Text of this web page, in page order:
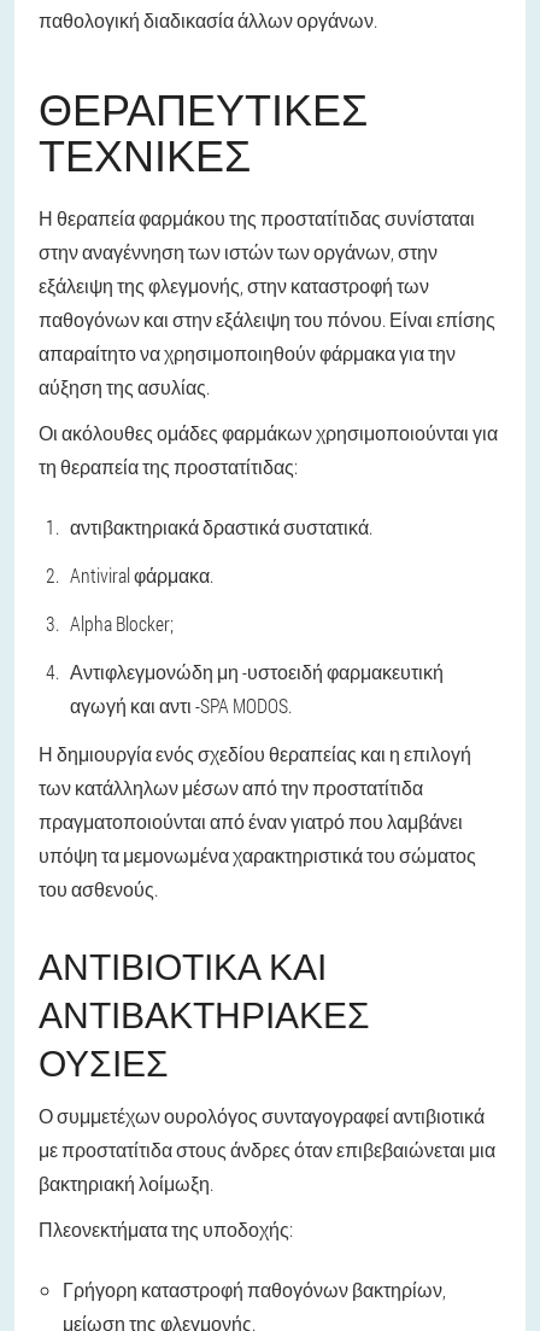
παθολογική διαδικασία άλλων οργάνων.
ΘΕΡΑΠΕΥΤΙΚΈΣ
ΤΕΧΝΙΚΈΣ
Η θεραπεία φαρμάκου της προστατίτιδας συνίσταται
στην αναγέννηση των ιστών των οργάνων, στην
εξάλειψη της φλεγμονής, στην καταστροφή των
παθογόνων και στην εξάλειψη του πόνου. Είναι επίσης
απαραίτητο να χρησιμοποιηθούν φάρμακα για την
αύξηση της ασυλίας.
Οι ακόλουθες ομάδες φαρμάκων χρησιμοποιούνται για
τη θεραπεία της προστατίτιδας:
αντιβακτηριακά δραστικά συστατικά.
Antiviral φάρμακα.
Alpha Blocker;
Αντιφλεγμονώδη μη -υστοειδή φαρμακευτική
αγωγή και αντι -SPA MODOS.
Η δημιουργία ενός σχεδίου θεραπείας και η επιλογή
των κατάλληλων μέσων από την προστατίτιδα
πραγματοποιούνται από έναν γιατρό που λαμβάνει
υπόψη τα μεμονωμένα χαρακτηριστικά του σώματος
του ασθενούς.
ΑΝΤΙΒΙΟΤΙΚΆ ΚΑΙ
ΑΝΤΙΒΑΚΤΗΡΙΑΚΈΣ
ΟΥΣΊΕΣ
Ο συμμετέχων ουρολόγος συνταγογραφεί αντιβιοτικά
με προστατίτιδα στους άνδρες όταν επιβεβαιώνεται μια
βακτηριακή λοίμωξη.
Πλεονεκτήματα της υποδοχής:
Γρήγορη καταστροφή παθογόνων βακτηρίων,
μείωση της φλεγμονής.